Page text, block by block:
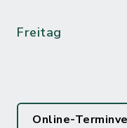
Freitag
Online-